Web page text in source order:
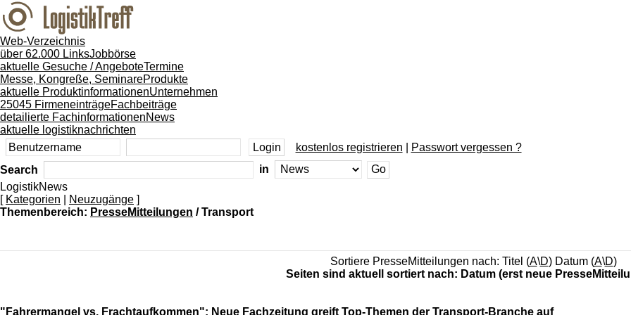
Web-Verzeichnis
über 62.000 LinksJobbörse
aktuelle Gesuche / AngeboteTermine
Messe, Kongreße, SeminareProdukte
aktuelle ProduktinformationenUnternehmen
25045 FirmeneinträgeFachbeiträge
detailierte FachinformationenNews
aktuelle logistiknachrichten
kostenlos registrieren
Passwort vergessen ?
Search
in
LogistikNews
[ Kategorien Neuzugänge ]
Themenbereich: PresseMitteilungen / Transport
Sortiere PresseMitteilungen nach: Titel (A\D) Datum (A\D)
Seiten sind aktuell sortiert nach: Datum (erst neue
"Fahrermangel vs. Frachtaufkommen": Neue Fachzeitung greift Top-Themen der Transport-Branche auf